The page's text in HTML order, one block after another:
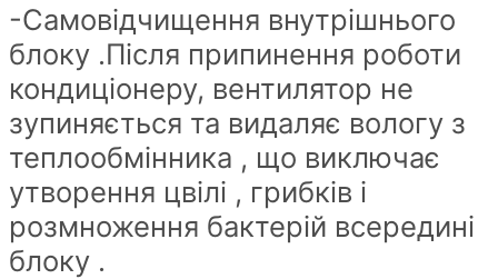
-Самовідчищення внутрішнього
блоку .Після припинення роботи
кондиціонеру, вентилятор не
зупиняється та видаляє вологу з
теплообмінника , що виключає
утворення цвілі , грибків і
розмноження бактерій всередині
блоку .